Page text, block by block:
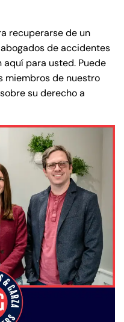
recuperarse de un
de accidentes
para usted. Puede
miembros de nuestro
su derecho a
Office Hours
8:30 AM – 5:00
Office Hours
8:30 AM – 5:00